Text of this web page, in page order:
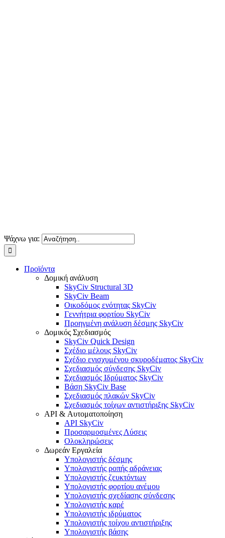
Ψάχνω για:
Προϊόντα
Δομική ανάλυση
SkyCiv Structural 3D
SkyCiv Beam
Οικοδόμος ενότητας SkyCiv
Γεννήτρια φορτίου SkyCiv
Προηγμένη ανάλυση δέσμης SkyCiv
Δομικός Σχεδιασμός
SkyCiv Quick Design
Σχέδιο μέλους SkyCiv
Σχέδιο ενισχυμένου σκυροδέματος SkyCiv
Σχεδιασμός σύνδεσης SkyCiv
Σχεδιασμός Ιδρύματος SkyCiv
Βάση SkyCiv Base
Σχεδιασμός πλακών SkyCiv
Σχεδιασμός τοίχων αντιστήριξης SkyCiv
API & Αυτοματοποίηση
API SkyCiv
Προσαρμοσμένες Λύσεις
Ολοκληρώσεις
Δωρεάν Εργαλεία
Υπολογιστής δέσμης
Υπολογιστής ροπής αδράνειας
Υπολογιστής ζευκτόντων
Υπολογιστής φορτίου ανέμου
Υπολογιστής σχεδίασης σύνδεσης
Υπολογιστής καρέ
Υπολογιστής ιδρύματος
Υπολογιστής τοίχου αντιστήριξης
Υπολογιστής βάσης